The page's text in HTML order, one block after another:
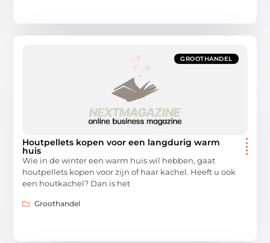
GROOTHANDEL
Houtpellets kopen voor een langdurig warm
huis
Wie in de winter een warm huis wil hebben, gaat
houtpellets kopen voor zijn of haar kachel. Heeft u ook
een houtkachel? Dan is het
Groothandel